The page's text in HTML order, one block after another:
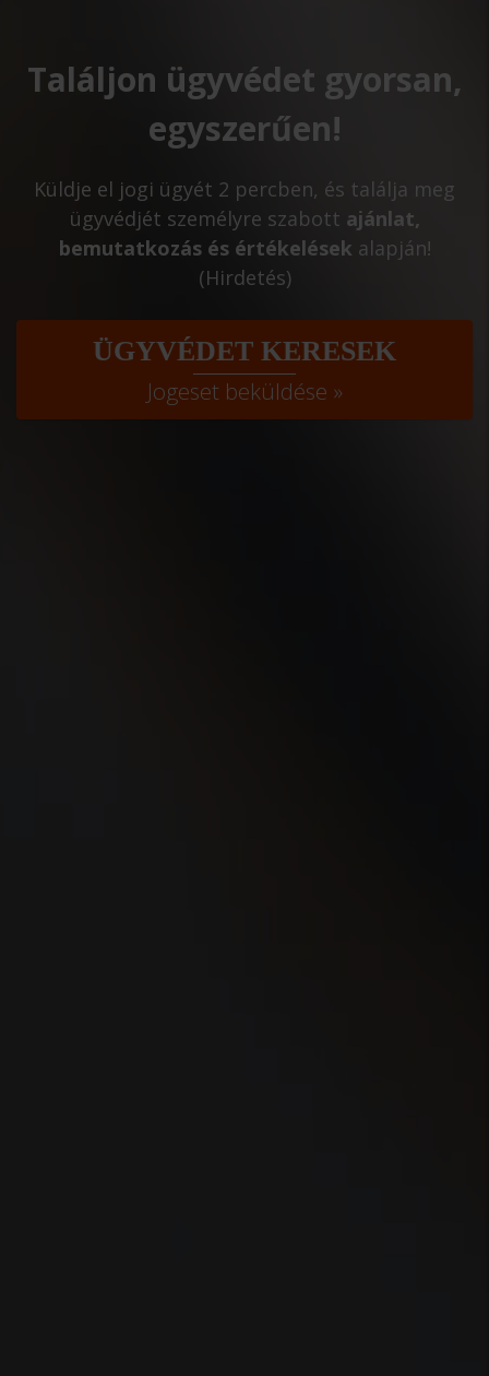
Találjon ügyvédet gyorsan,
egyszerűen!
Küldje el jogi ügyét 2 percben, és találja meg
ügyvédjét személyre szabott ajánlat,
bemutatkozás és értékelések alapján!
(Hirdetés)
ÜGYVÉDET KERESEK
Jogeset beküldése »